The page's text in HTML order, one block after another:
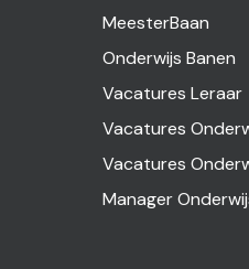
MeesterBaan
Onderwijs Banen
Vacatures Leraar
Vacatures
Vacatures
Manager